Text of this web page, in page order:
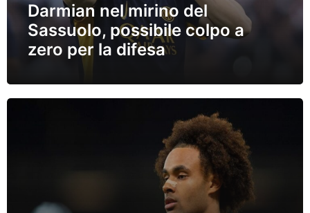
Darmian nel mirino del
Sassuolo, possibile colpo a
zero per la difesa